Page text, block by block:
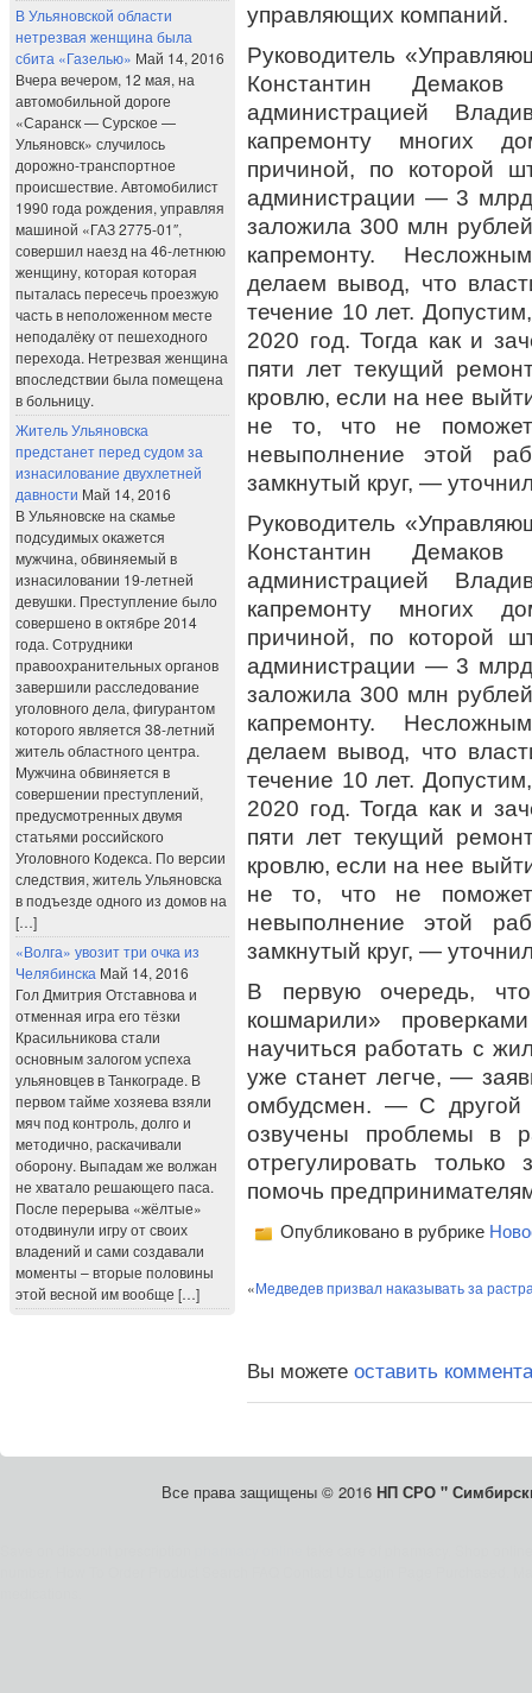
В Ульяновской области
нетрезвая женщина была
сбита «Газелью» Май 14, 2016
Вчера вечером, 12 мая, на
автомобильной дороге
«Саранск — Сурское —
Ульяновск» случилось
дорожно-транспортное
происшествие. Автомобилист
1990 года рождения, управляя
машиной «ГАЗ 2775-01″,
совершил наезд на 46-летнюю
женщину, которая которая
пыталась пересечь проезжую
часть в неположенном месте
неподалёку от пешеходного
перехода. Нетрезвая женщина
впоследствии была помещена
в больницу.
Житель Ульяновска
предстанет перед судом за
изнасилование двухлетней
давности Май 14, 2016
В Ульяновске на скамье
подсудимых окажется
мужчина, обвиняемый в
изнасиловании 19-летней
девушки. Преступление было
совершено в октябре 2014
года. Сотрудники
правоохранительных органов
завершили расследование
уголовного дела, фигурантом
которого является 38-летний
житель областного центра.
Мужчина обвиняется в
совершении преступлений,
предусмотренных двумя
статьями российского
Уголовного Кодекса. По версии
следствия, житель Ульяновска
в подъезде одного из домов на
[…]
«Волга» увозит три очка из
Челябинска Май 14, 2016
Гол Дмитрия Отставнова и
отменная игра его тёзки
Красильникова стали
основным залогом успеха
ульяновцев в Танкограде. В
первом тайме хозяева взяли
мяч под контроль, долго и
методично, раскачивали
оборону. Выпадам же волжан
не хватало решающего паса.
После перерыва «жёлтые»
отодвинули игру от своих
владений и сами создавали
моменты – вторые половины
этой весной им вообще […]
управляющих компаний.
Руководитель
Константин
администрацией
капремонту многих
причиной, по которой
администрации — 3
заложила 300 млн
капремонту.
делаем вывод, что
течение 10 лет.
2020 год. Тогда как и
пяти лет текущий
кровлю, если на нее
не то, что не
невыполнение этой
замкнутый круг, —
Руководитель
Константин
администрацией
капремонту многих
причиной, по которой
администрации — 3
заложила 300 млн
капремонту.
делаем вывод, что
течение 10 лет.
2020 год. Тогда как и
пяти лет текущий
кровлю, если на нее
не то, что не
невыполнение этой
замкнутый круг, —
В первую очередь,
кошмарили»
научиться работать с
уже станет легче, —
омбудсмен. — С другой
озвучены проблемы в
отрегулировать
помочь
Опубликовано в рубрике
«Медведев призвал наказывать за
Вы можете оставить
Все права защищены © 2016 НП СРО "